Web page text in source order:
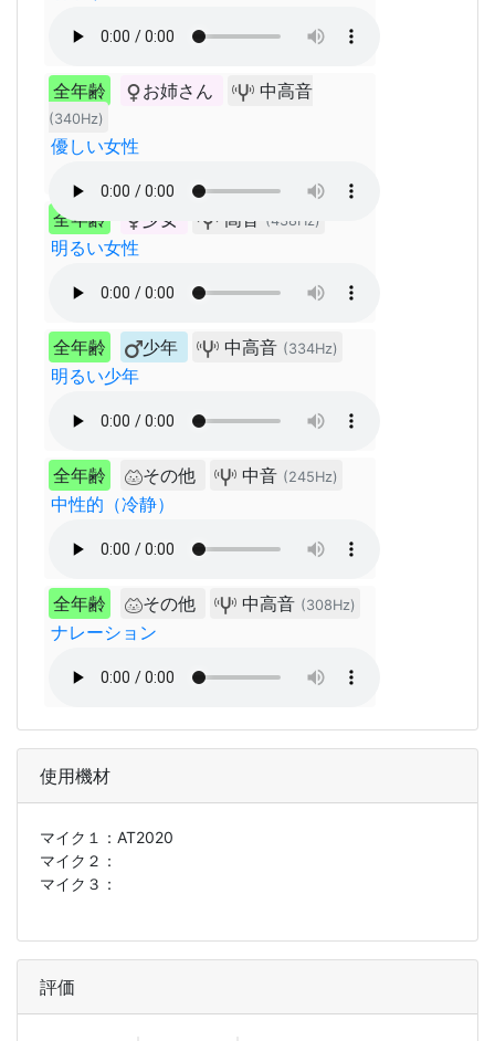
全年齢 お姉さん 中高音
(340Hz)
優しい女性
全年齢 少女 高音 (438Hz)
明るい女性
全年齢 少年 中高音 (334Hz)
明るい少年
全年齢 その他 中音 (245Hz)
中性的（冷静）
全年齢 その他 中高音 (308Hz)
ナレーション
使用機材
マイク１： AT2020
マイク２：
マイク３：
評価